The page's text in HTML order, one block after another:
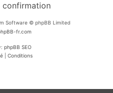
confirmation
Software © phpBB Limited
fr.com
phpBB SEO
Conditions